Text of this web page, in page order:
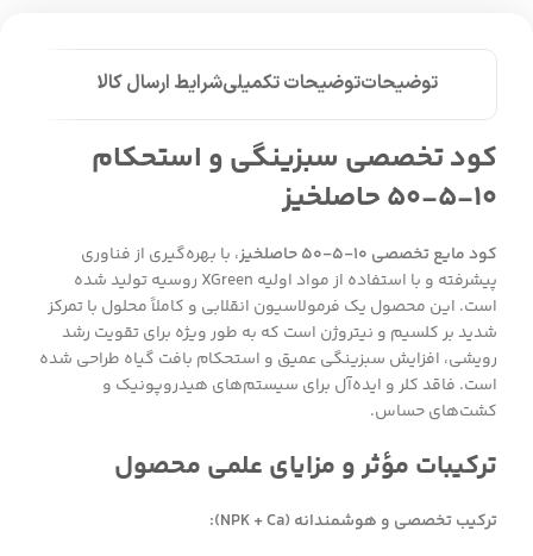
توضیحاتتوضیحات تکمیلیشرایط ارسال کالا
کود تخصصی سبزینگی و استحکام
۱۰-۵-۵۰ حاصلخیز
کود مایع تخصصی ۱۰-۵-۵۰ حاصلخیز
، با بهره‌گیری از فناوری
پیشرفته و با استفاده از مواد اولیه XGreen روسیه تولید شده
است. این محصول یک فرمولاسیون انقلابی و کاملاً محلول با تمرکز
شدید بر کلسیم و نیتروژن است که به طور ویژه برای تقویت رشد
رویشی، افزایش سبزینگی عمیق و استحکام بافت گیاه طراحی شده
است. فاقد کلر و ایده‌آل برای سیستم‌های هیدروپونیک و
کشت‌های حساس.
ترکیبات مؤثر و مزایای علمی محصول
ترکیب تخصصی و هوشمندانه (NPK + Ca):